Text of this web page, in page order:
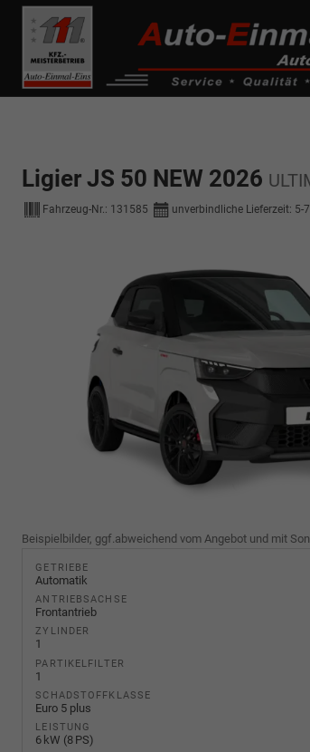
------------ Host Name : selector1._domainkey Points
de0k._domainkey.autoeinmaleins.onmicrosoft.com
Ligier JS 50 NEW 2026
Fahrzeug-Nr.: 131585 unverbindliche Lieferzeit: 5-
Beispielbilder, ggf.abweichend vom Angebot und mit
GETRIEBE
Automatik
ANTRIEBSACHSE
Frontantrieb
ZYLINDER
1
PARTIKELFILTER
1
SCHADSTOFFKLASSE
Euro 5 plus
LEISTUNG
6 kW (8 PS)